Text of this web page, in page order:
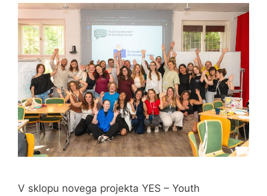
V sklopu novega projekta YES – Youth